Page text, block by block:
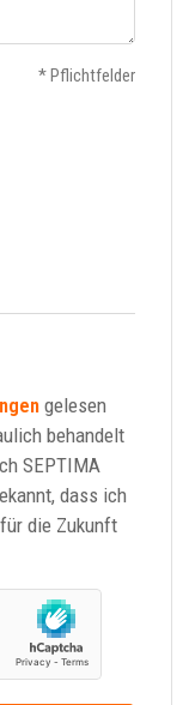
* Pflichtfelder
gelesen
behandelt
SEPTIMA
dass ich
die Zukunft